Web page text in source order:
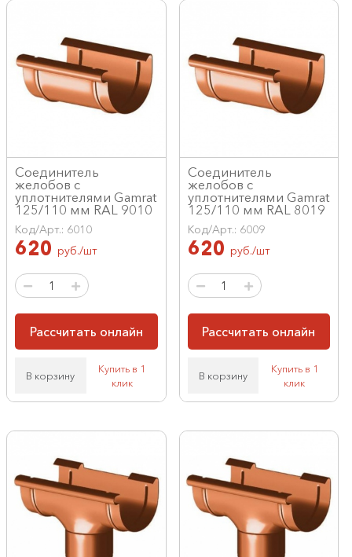
Соединитель
желобов с
уплотнителями Gamrat
125/110 мм RAL 9010
Код/Арт.: 6010
620 руб./шт
Рассчитать онлайн
В корзину
Купить в 1
клик
Соединитель
желобов с
уплотнителями Gamrat
125/110 мм RAL 8019
Код/Арт.: 6009
620 руб./шт
Рассчитать онлайн
В корзину
Купить в 1
клик